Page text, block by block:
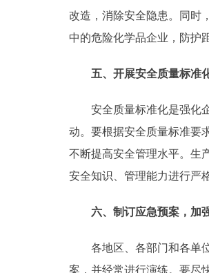
改造，消除安全隐患。同时
中的危险化学品企业，防护
五、开展安全质量标准
安全质量标准化是强化企
动。要根据安全质量标准要
不断提高安全管理水平。生
安全知识、管理能力进行严
六、制订应急预案，加
各地区、各部门和各单位
案，并经常进行演练。要尽